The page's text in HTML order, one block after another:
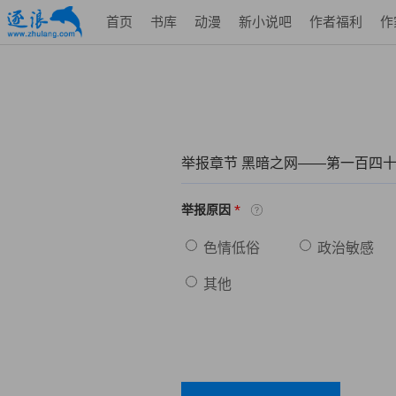
首页 书库 动漫 新小说吧 作者福利 作
举报章节 黑暗之网——第一百四
举报原因 *
色情低俗 政治敏感
其他